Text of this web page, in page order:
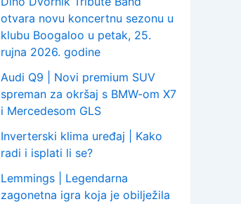
otvara novu koncertnu sezonu u
klubu Boogaloo u petak, 25.
rujna 2026. godine
Audi Q9 | Novi premium SUV
spreman za okršaj s BMW-om X7
i Mercedesom GLS
Inverterski klima uređaj | Kako
radi i isplati li se?
Lemmings | Legendarna
zagonetna igra koja je obilježila